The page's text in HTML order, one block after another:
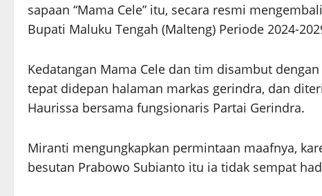
sapaan “Mama Cele” itu, secara resmi
Bupati Maluku Tengah (Malteng) Periode 2024-
Kedatangan Mama Cele dan tim disambut
tepat didepan halaman markas gerindra, dan
Haurissa bersama fungsionaris Partai Gerindra.
Miranti mengungkapkan permintaan maafnya,
besutan Prabowo Subianto itu ia tidak sempat